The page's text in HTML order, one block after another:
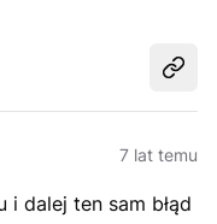
7 lat temu
dalej ten sam błąd